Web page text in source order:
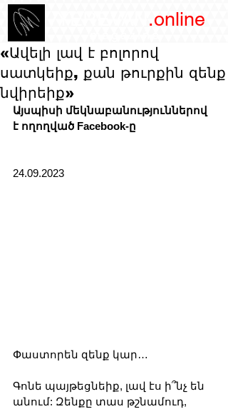
.online
«Ավելի լավ է բոլորով
սատկեիք, քան թուրքին զենք
նվիրեիք»
Այսպիսի մեկնաբանություններով
է ողողված Facebook-ը
24.09.2023
Փաստորեն զենք կար…
Գոնե պայթեցնեիք, լավ էս ի՞նչ են
անում: Զենքը տաս թշնամուդ,